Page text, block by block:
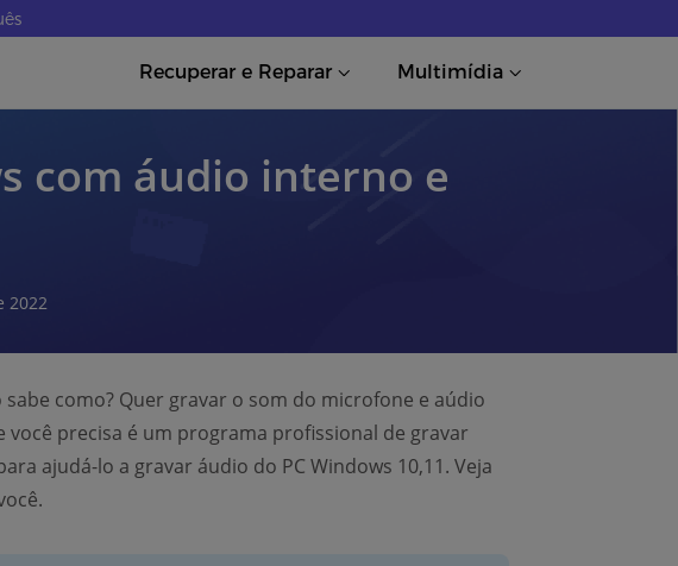
Recuperar e Reparar Multimídia
com áudio interno e
2022
como? Quer gravar o som do microfone e aúdio
você precisa é um programa profissional de gravar
ajudá-lo a gravar áudio do PC Windows 10,11. Veja